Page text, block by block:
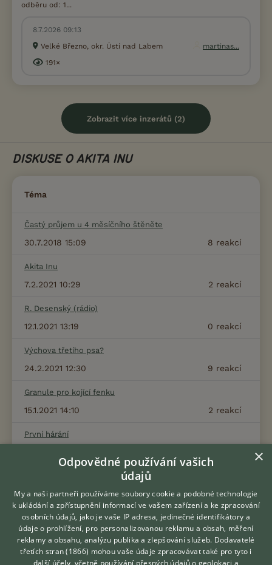
odběru od: 1...
8.7.2026 09:13
Velké Březno, okr. Ústí nad Labem
martinas...
191×
Zobrazit více inzerátů (2)
DISKUSE O AKITA INU
Téma
Častý průjem u 4 měsíčního štěněte
8 reakcí
30.7.2018 15:09
Akita Inu
2 reakcí
7.2.2021 10:29
R. Desenský (rádio)
0 reakcí
12.1.2021 13:19
Výchova třetího psa?
9 reakcí
24.2.2021 12:30
Granule pro kojící fenku
2 reakcí
15.1.2021 14:10
První hárání
Zobrazit více diskusí
Hledáte zvířecího kamaráda?
×
Odpovědné používání vašich
údajů
My a naši partneři používáme soubory cookie a podobné technologie
k ukládání a zpřístupnění informací ve vašem zařízení a ke zpracování
osobních údajů, jako je vaše IP adresa, jedinečné identifikátory a
údaje o prohlížení, pro personalizovanou reklamu a obsah, měření
reklamy a obsahu, analýzu publika a zlepšování služeb. Dodavatelé
třetích stran (1866) mohou vaše údaje zpracovávat také pro tyto i
další účely, včetně používání přesných údajů o geolokaci a